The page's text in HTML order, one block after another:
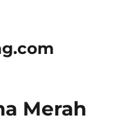
Merah